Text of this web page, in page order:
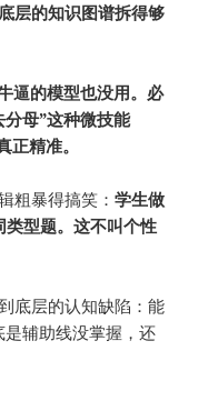
层的知识图谱拆得够
逼的模型也没用。必
母”这种微技能
精准。
粗暴得搞笑：学生做
型题。这不叫个性
底层的认知缺陷：能
辅助线没掌握，还